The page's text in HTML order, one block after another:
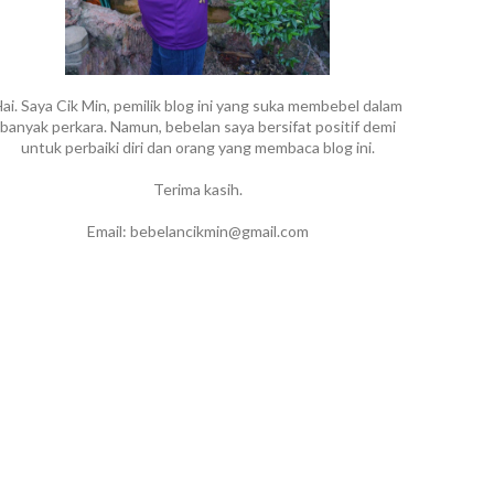
Saya Cik Min, pemilik blog ini yang suka membebel dalam
banyak perkara. Namun, bebelan saya bersifat positif demi
untuk perbaiki diri dan orang yang membaca blog ini.
Terima kasih.
Email: bebelancikmin@gmail.com